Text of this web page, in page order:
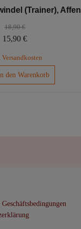
(Trainer), Affen
18,90€
Ursprünglicher
war:
18,90 €
15,90 €Aktueller
ist:
15,90 €.
Versandkosten
den Warenkorb